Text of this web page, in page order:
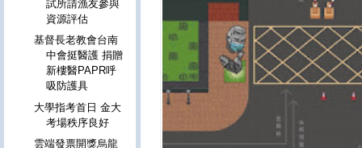
試所請漁友參與
資源評估
基督長老教會台南
中會挺醫護 捐贈
新樓醫PAPR呼
吸防護具
大學指考首日 金大
考場秩序良好
雲端發票開獎烏龍